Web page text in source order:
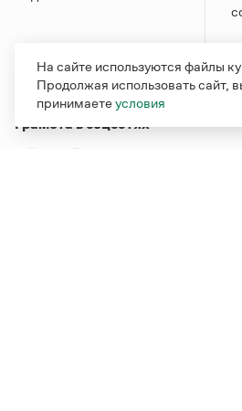
Грамота в соцсетях
На сайте используются файлы
Продолжая использовать сайт,
принимаетеусловия